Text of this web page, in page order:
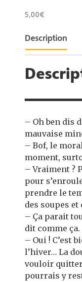
5,00€
Description
– Oh ben dis
mauvaise
– Bof, le
moment,
– Vraiment ?
pour
prendre le
des soupes
– Ça parait
dit comme ça.
– Oui ! C’est
l’hiver… La
vouloir
pourrais y